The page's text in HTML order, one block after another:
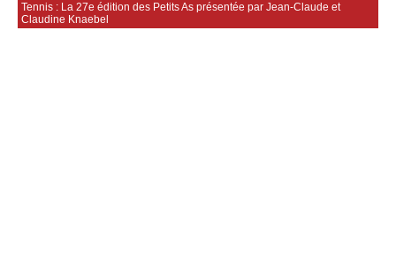
Tennis : La 27e édition des Petits As présentée par Jean-Claude et
Claudine Knaebel